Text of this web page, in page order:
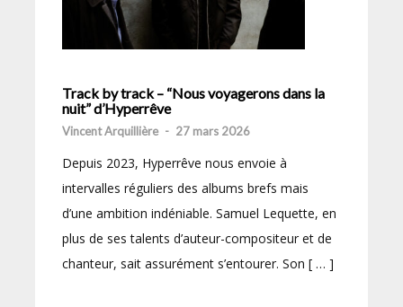
Track by track – “Nous voyagerons dans la
nuit” d’Hyperrêve
Vincent Arquillière - 27 mars 2026
Depuis 2023, Hyperrêve nous envoie à
intervalles réguliers des albums brefs mais
d’une ambition indéniable. Samuel Lequette, en
plus de ses talents d’auteur-compositeur et de
chanteur, sait assurément s’entourer. Son [ … ]